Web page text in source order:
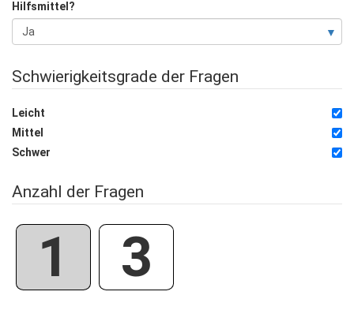
Hilfsmittel?
Schwierigkeitsgrade der Fragen
Leicht
Mittel
Schwer
Anzahl der Fragen
1 3